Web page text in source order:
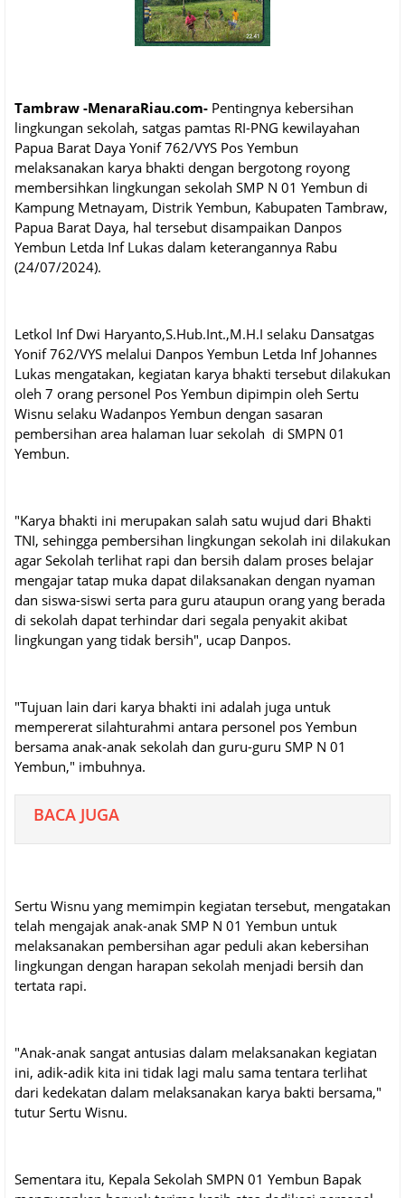
Tambraw -MenaraRiau.com- Pentingnya kebersihan
lingkungan sekolah, satgas pamtas RI-PNG kewilayahan
Papua Barat Daya Yonif 762/VYS Pos Yembun
melaksanakan karya bhakti dengan bergotong royong
membersihkan lingkungan sekolah SMP N 01 Yembun di
Kampung Metnayam, Distrik Yembun, Kabupaten Tambraw,
Papua Barat Daya, hal tersebut disampaikan Danpos
Yembun Letda Inf Lukas dalam keterangannya Rabu
(24/07/2024).
Letkol Inf Dwi Haryanto,S.Hub.Int.,M.H.I selaku Dansatgas
Yonif 762/VYS melalui Danpos Yembun Letda Inf Johannes
Lukas mengatakan, kegiatan karya bhakti tersebut dilakukan
oleh 7 orang personel Pos Yembun dipimpin oleh Sertu
Wisnu selaku Wadanpos Yembun dengan sasaran
pembersihan area halaman luar sekolah di SMPN 01
Yembun.
"Karya bhakti ini merupakan salah satu wujud dari Bhakti
TNI, sehingga pembersihan lingkungan sekolah ini dilakukan
agar Sekolah terlihat rapi dan bersih dalam proses belajar
mengajar tatap muka dapat dilaksanakan dengan nyaman
dan siswa-siswi serta para guru ataupun orang yang berada
di sekolah dapat terhindar dari segala penyakit akibat
lingkungan yang tidak bersih", ucap Danpos.
"Tujuan lain dari karya bhakti ini adalah juga untuk
mempererat silahturahmi antara personel pos Yembun
bersama anak-anak sekolah dan guru-guru SMP N 01
Yembun," imbuhnya.
BACA JUGA
Sertu Wisnu yang memimpin kegiatan tersebut, mengatakan
telah mengajak anak-anak SMP N 01 Yembun untuk
melaksanakan pembersihan agar peduli akan kebersihan
lingkungan dengan harapan sekolah menjadi bersih dan
tertata rapi.
"Anak-anak sangat antusias dalam melaksanakan kegiatan
ini, adik-adik kita ini tidak lagi malu sama tentara terlihat
dari kedekatan dalam melaksanakan karya bakti bersama,"
tutur Sertu Wisnu.
Sementara itu, Kepala Sekolah SMPN 01 Yembun Bapak